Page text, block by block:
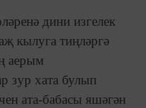
дини изгелек
кылуга тиңләргә
аерым
зур хата булып
ата-бабасы яшәгән